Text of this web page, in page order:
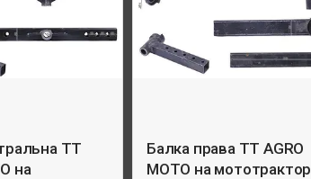
TT
на
Балка права TT AGRO
MOTO на мототрактор